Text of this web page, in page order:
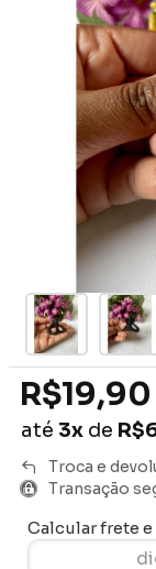
R$19,90
até 3x de
Troca e
Transação
Calcular frete e